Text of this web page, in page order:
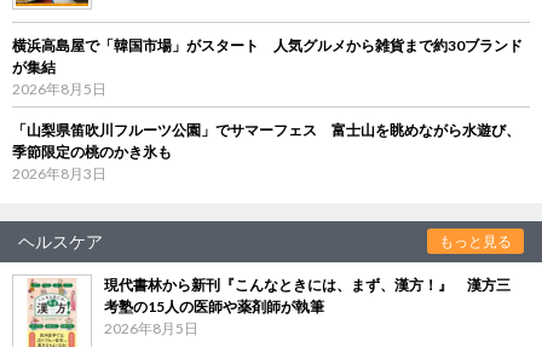
横浜高島屋で「韓国市場」がスタート 人気グルメから雑貨まで約30ブランド
が集結
2026年8月5日
「山梨県笛吹川フルーツ公園」でサマーフェス 富士山を眺めながら水遊び、
季節限定の桃のかき氷も
2026年8月3日
ヘルスケア もっと見る
現代書林から新刊『こんなときには、まず、漢方！』 漢方三
考塾の15人の医師や薬剤師が執筆
2026年8月5日